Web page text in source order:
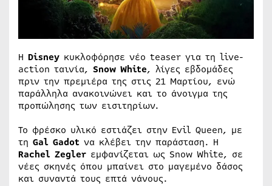
Η Disney κυκλοφόρησε νέο teaser για τη live-
action ταινία, Snow White, λίγες εβδομάδες
πριν την πρεμιέρα της στις 21 Μαρτίου, ενώ
παράλληλα ανακοινώνει και το άνοιγμα της
προπώλησης των εισιτηρίων.
Το φρέσκο υλικό εστιάζει στην Evil Queen, με
τη Gal Gadot να κλέβει την παράσταση. Η
Rachel Zegler εμφανίζεται ως Snow White, σε
νέες σκηνές όπου μπαίνει στο μαγεμένο δάσος
και συναντά τους επτά νάνους.